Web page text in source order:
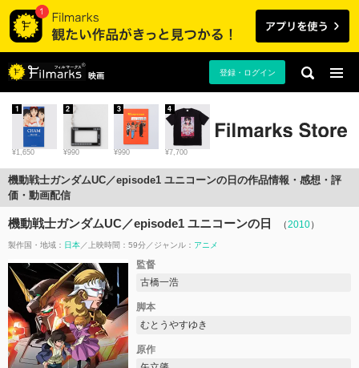
映画 登録・ログイン
¥1,650
1
¥990
2
¥990
3
¥7,700
4
機動戦士ガンダムUC／episode1 ユニコーンの日の作品情報・感想・評
価・動画配信
機動戦士ガンダムUC／episode1 ユニコーンの日 （2010）
製作国・地域： 日本 上映時間：59分 ジャンル： アニメ
監督
古橋一浩
脚本
むとうやすゆき
原作